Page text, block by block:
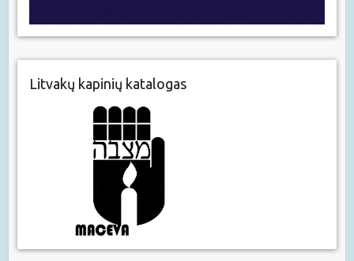
Litvakų kapinių katalogas